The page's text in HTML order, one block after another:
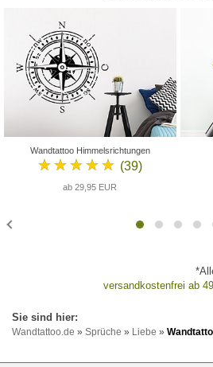
Wandtattoo Himmelsrichtungen
★★★★★ (39)
ab 29,95 EUR
versandkostenfrei ab
Wandtattoo.de » Sprüche » Liebe »